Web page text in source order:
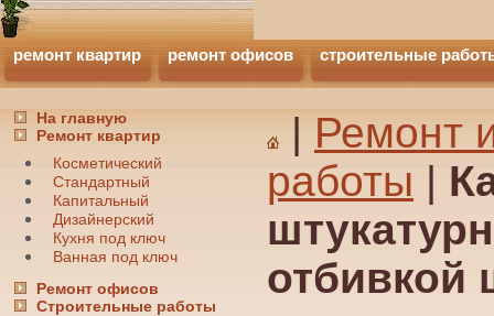
ремонт квартир ремонт офисов строительные
На главную
Ремонт квартир
Косметический
Стандартный
Капитальный
Дизайнерский
Кухня под ключ
Ванная под ключ
Ремонт офисов
Строительные работы
|Ремонт
работы |
отбивкой